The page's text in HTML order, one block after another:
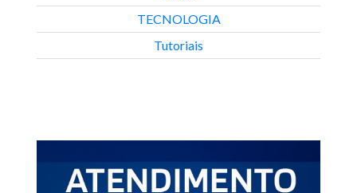
TECNOLOGIA
Tutoriais